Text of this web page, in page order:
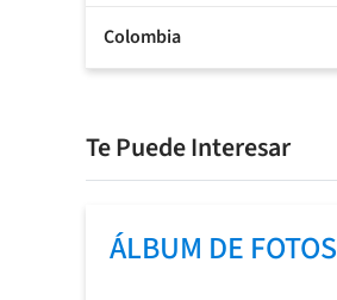
Colombia
Te Puede Interesar
ÁLBUM DE FOTOS